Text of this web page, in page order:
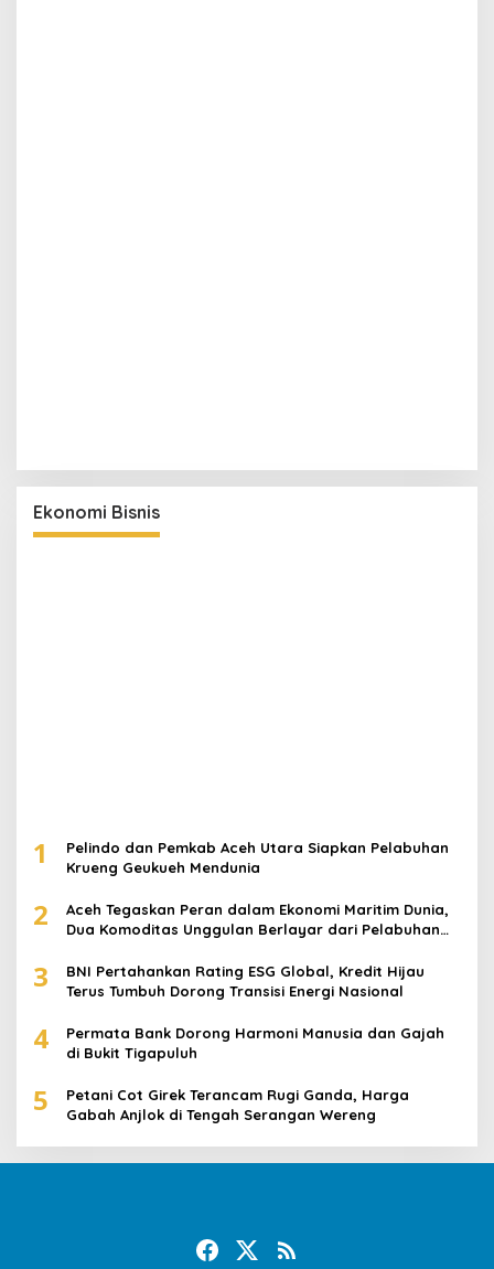
Ekonomi Bisnis
1
Pelindo dan Pemkab Aceh Utara Siapkan Pelabuhan
Krueng Geukueh Mendunia
2
Aceh Tegaskan Peran dalam Ekonomi Maritim Dunia,
Dua Komoditas Unggulan Berlayar dari Pelabuhan
3
BNI Pertahankan Rating ESG Global, Kredit Hijau
Terus Tumbuh Dorong Transisi Energi Nasional
4
Permata Bank Dorong Harmoni Manusia dan Gajah
di Bukit Tigapuluh
5
Petani Cot Girek Terancam Rugi Ganda, Harga
Gabah Anjlok di Tengah Serangan Wereng